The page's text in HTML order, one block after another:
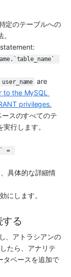
定のテーブルへの
statement:
user_name are
to the MySQL
privileges.
スのすべてのテ
行します。
=
具体的な詳細情
にします。
る
、アトラシアンの
たら、 アナリテ
タベースを追加で